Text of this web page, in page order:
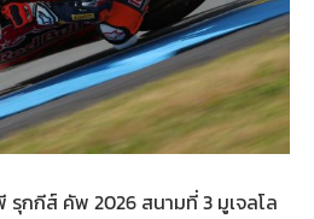
รุกกีส์ คัพ 2026 สนามที่ 3 มูเจลโล